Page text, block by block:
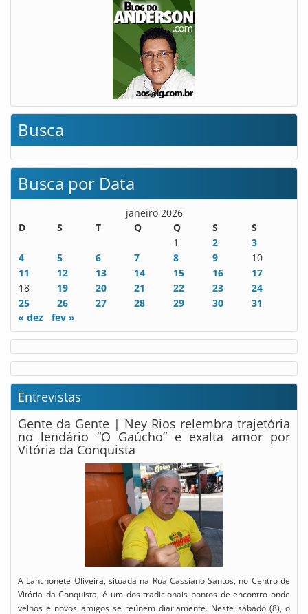
Busca
Busca por Data
janeiro 2026
D
S T Q Q S
S
1
2
3
4
5 6 7 8 9
10
11
12 13 14 15 16
17
18
19 20 21 22 23
24
25
26 27 28 29 30
31
« dez
fev »
Entrevistas
Gente da Gente | Ney Rios relembra trajetória
no lendário “O Gaúcho” e exalta amor por
Vitória da Conquista
A Lanchonete Oliveira, situada na Rua Cassiano Santos, no Centro de
Vitória da Conquista, é um dos tradicionais pontos de encontro onde
velhos e novos amigos se reúnem diariamente. Neste sábado (8), o